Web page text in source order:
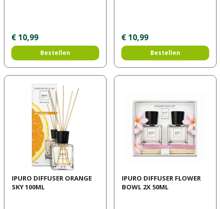
€ 10,99
Bestellen
€ 10,99
Bestellen
IPURO DIFFUSER ORANGE
SKY 100ML
IPURO DIFFUSER FLOWER
BOWL 2X 50ML